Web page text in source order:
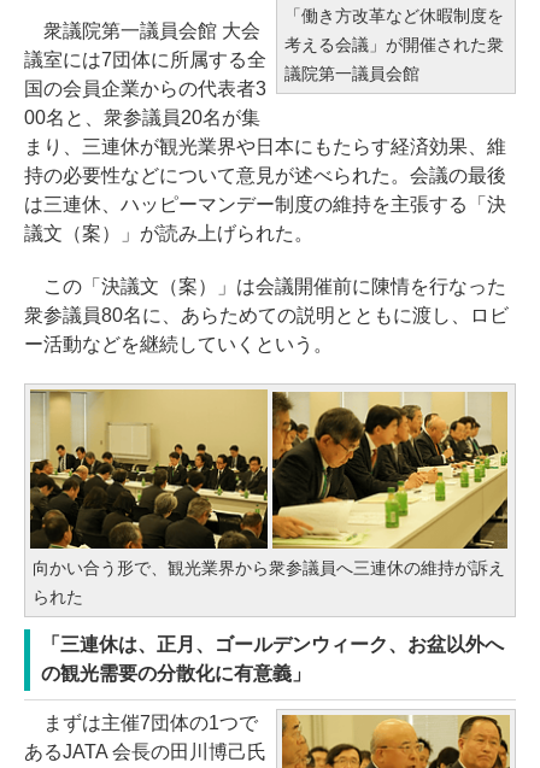
「働き方改革など休暇制度を
考える会議」が開催された衆
議院第一議員会館
衆議院第一議員会館 大会
議室には7団体に所属する全
国の会員企業からの代表者3
00名と、衆参議員20名が集
まり、三連休が観光業界や日本にもたらす経済効果、維
持の必要性などについて意見が述べられた。会議の最後
は三連休、ハッピーマンデー制度の維持を主張する「決
議文（案）」が読み上げられた。
この「決議文（案）」は会議開催前に陳情を行なった
衆参議員80名に、あらためての説明とともに渡し、ロビ
ー活動などを継続していくという。
向かい合う形で、観光業界から衆参議員へ三連休の維持が訴え
られた
「三連休は、正月、ゴールデンウィーク、お盆以外へ
の観光需要の分散化に有意義」
まずは主催7団体の1つで
あるJATA 会長の田川博己氏